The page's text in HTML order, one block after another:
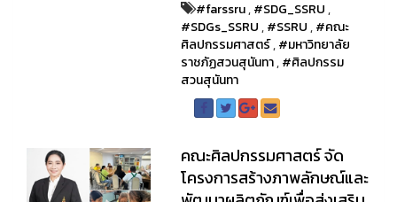
#farssru,#SDG_SSRU,
#SDGs_SSRU,#SSRU,#คณะ
ศิลปกรรมศาสตร์,#มหาวิทยาลัย
ราชภัฏสวนสุนันทา,#ศิลปกรรม
สวนสุนันทา
คณะศิลปกรรมศาสตร์ จัด
โครงการสร้างภาพลักษณ์และ